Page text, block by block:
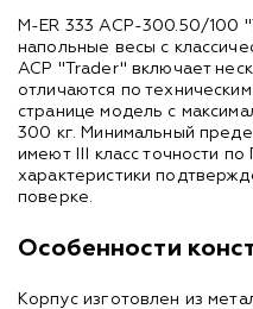
M-ER 333 ACP-300.50/100
напольные весы с
ACP "Trader" включает
отличаются по
странице модель с
300 кг. Минимальный
имеют III класс точности
характеристики
поверке.
Особенности
Корпус изготовлен из